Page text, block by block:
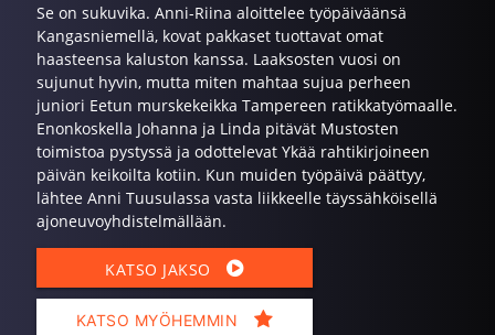
Se on sukuvika. Anni-Riina aloittelee työpäiväänsä
Kangasniemellä, kovat pakkaset tuottavat omat
haasteensa kaluston kanssa. Laaksosten vuosi on
sujunut hyvin, mutta miten mahtaa sujua perheen
juniori Eetun murskekeikka Tampereen ratikkatyömaalle.
Enonkoskella Johanna ja Linda pitävät Mustosten
toimistoa pystyssä ja odottelevat Ykää rahtikirjoineen
päivän keikoilta kotiin. Kun muiden työpäivä päättyy,
lähtee Anni Tuusulassa vasta liikkeelle täyssähköisellä
ajoneuvoyhdistelmällään.
KATSO JAKSO
KATSO MYÖHEMMIN